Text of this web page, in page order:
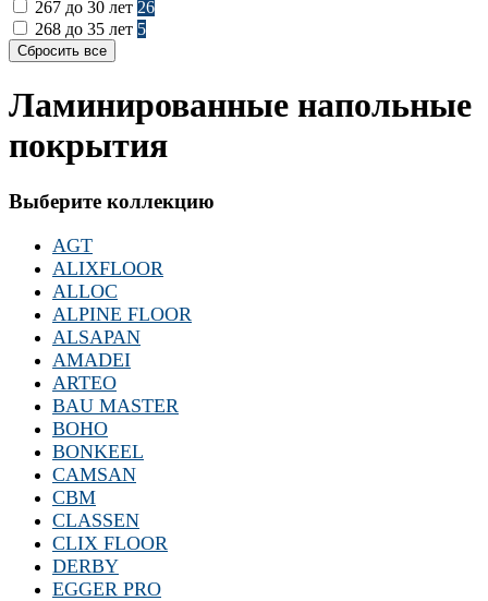
267 до 30 лет 26
268 до 35 лет 5
Ламинированные напольные
покрытия
Выберите коллекцию
AGT
ALIXFLOOR
ALLOC
ALPINE FLOOR
ALSAPAN
AMADEI
ARTEO
BAU MASTER
BOHO
BONKEEL
CAMSAN
CBM
CLASSEN
CLIX FLOOR
DERBY
EGGER PRO